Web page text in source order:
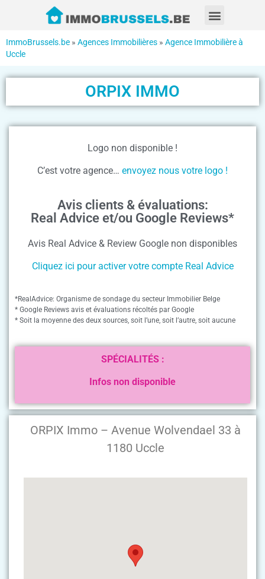
ImmoBrussels.be » Agences Immobilières » Agence Immobilière à
Uccle
ORPIX IMMO
ORPIX Immo – Avenue Wolvendael 33 à
1180 Uccle
Logo non disponible !
C’est votre agence… envoyez nous votre logo !
Avis clients & évaluations:
Real Advice et/ou Google Reviews*
Avis Real Advice & Review Google non disponibles
Cliquez ici pour activer votre compte Real Advice
*RealAdvice: Organisme de sondage du secteur Immobilier Belge
* Google Reviews avis et évaluations récoltés par Google
* Soit la moyenne des deux sources, soit l’une, soit l’autre, soit aucune
SPÉCIALITÉS :
Infos non disponible